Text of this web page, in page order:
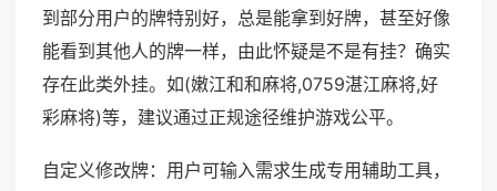
到部分用户的牌特别好，总是能拿到好牌，甚至好像
能看到其他人的牌一样，由此怀疑是不是有挂？确实
存在此类外挂。如(嫩江和和麻将,0759湛江麻将,好
彩麻将)等，建议通过正规途径维护游戏公平。
自定义修改牌：用户可输入需求生成专用辅助工具，